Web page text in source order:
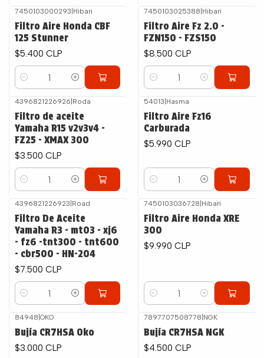
7450103000293 Hibari
Filtro Aire Honda CBF
125 Stunner
$5.400 CLP
Cantidad
7450103025388 Hibari
Filtro Aire Fz 2.0 -
FZN150 - FZS150
$8.500 CLP
Cantidad
4396821226926 Roda
Filtro de aceite
Yamaha R15 v2v3v4 -
FZ25 - XMAX 300
$3.500 CLP
Cantidad
54013 Hasma
Filtro Aire Fz16
Carburada
$5.990 CLP
Cantidad
4396821226923 Road
Filtro De Aceite
Yamaha R3 - mt03 - xj6
- fz6 -tnt300 - tnt600
- cbr500 - HN-204
$7.500 CLP
Cantidad
7450103036728 Hibari
Filtro Aire Honda XRE
300
$9.990 CLP
Cantidad
84948 OKO
Bujía CR7HSA Oko
$3.000 CLP
7897707508778 NGK
Bujía CR7HSA NGK
$4.500 CLP